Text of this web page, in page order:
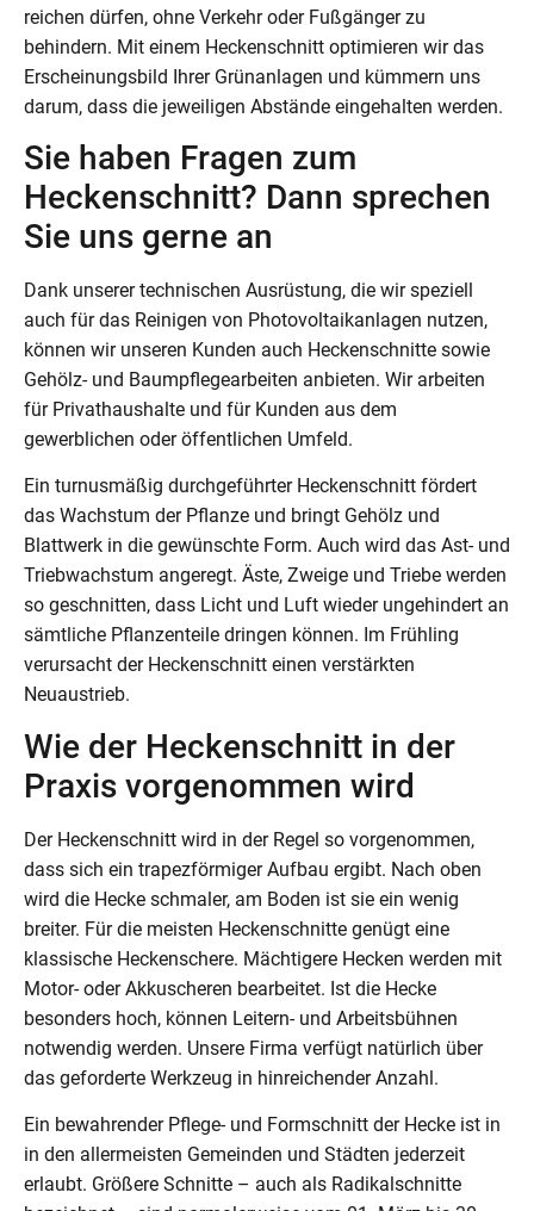
reichen dürfen, ohne Verkehr oder Fußgänger zu
behindern. Mit einem Heckenschnitt optimieren wir das
Erscheinungsbild Ihrer Grünanlagen und kümmern uns
darum, dass die jeweiligen Abstände eingehalten werden.
Sie haben Fragen zum
Heckenschnitt? Dann sprechen
Sie uns gerne an
Dank unserer technischen Ausrüstung, die wir speziell
auch für das Reinigen von Photovoltaikanlagen nutzen,
können wir unseren Kunden auch Heckenschnitte sowie
Gehölz- und Baumpflegearbeiten anbieten. Wir arbeiten
für Privathaushalte und für Kunden aus dem
gewerblichen oder öffentlichen Umfeld.
Ein turnusmäßig durchgeführter Heckenschnitt fördert
das Wachstum der Pflanze und bringt Gehölz und
Blattwerk in die gewünschte Form. Auch wird das Ast- und
Triebwachstum angeregt. Äste, Zweige und Triebe werden
so geschnitten, dass Licht und Luft wieder ungehindert an
sämtliche Pflanzenteile dringen können. Im Frühling
verursacht der Heckenschnitt einen verstärkten
Neuaustrieb.
Wie der Heckenschnitt in der
Praxis vorgenommen wird
Der Heckenschnitt wird in der Regel so vorgenommen,
dass sich ein trapezförmiger Aufbau ergibt. Nach oben
wird die Hecke schmaler, am Boden ist sie ein wenig
breiter. Für die meisten Heckenschnitte genügt eine
klassische Heckenschere. Mächtigere Hecken werden mit
Motor- oder Akkuscheren bearbeitet. Ist die Hecke
besonders hoch, können Leitern- und Arbeitsbühnen
notwendig werden. Unsere Firma verfügt natürlich über
das geforderte Werkzeug in hinreichender Anzahl.
Ein bewahrender Pflege- und Formschnitt der Hecke ist in
in den allermeisten Gemeinden und Städten jederzeit
erlaubt. Größere Schnitte – auch als Radikalschnitte